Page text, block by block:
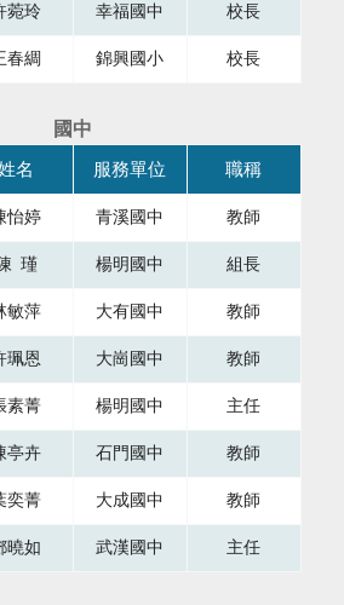
菀玲 幸福國中 校長
春綢 錦興國小 校長
國中
共有四個直欄，第一直欄銜稱，第二直
名 服務單位 職稱
怡婷 青溪國中 教師
瑾 楊明國中 組長
敏萍 大有國中 教師
珮恩 大崗國中 教師
素菁 楊明國中 主任
亭卉 石門國中 教師
奕菁 大成國中 教師
曉如 武漢國中 主任